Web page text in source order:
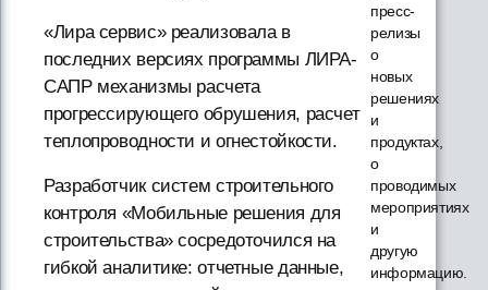
«Лира сервис» реализовала в
последних версиях программы ЛИРА-
САПР механизмы расчета
прогрессирующего обрушения, расчет
теплопроводности и огнестойкости.
Разработчик систем строительного
контроля «Мобильные решения для
строительства» сосредоточился на
гибкой аналитике: отчетные данные,
пресс-
релизы
о
новых
решениях
и
продуктах,
о
проводимых
мероприятиях
и
другую
информацию.